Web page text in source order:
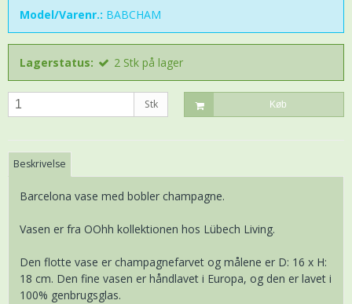
Model/Varenr.: BABCHAM
Lagerstatus: 2 Stk på lager
Stk Køb
Beskrivelse
Barcelona vase med bobler champagne.
Vasen er fra OOhh kollektionen hos Lübech Living.
Den flotte vase er champagnefarvet og målene er D: 16 x H:
18 cm. Den fine vasen er håndlavet i Europa, og den er lavet i
100% genbrugsglas.